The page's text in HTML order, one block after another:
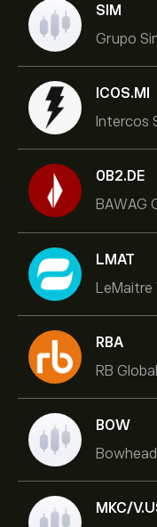
SIM
Grupo
ICOS.MI
Intercos
0B2.DE
BAWAG
LMAT
RBA
RB
BOW
MKC/